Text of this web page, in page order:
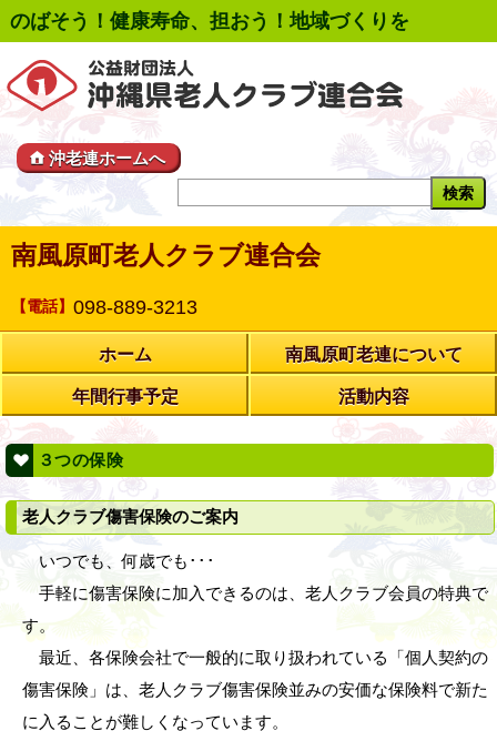
のばそう！健康寿命、担おう！地域づくりを
沖老連ホームへ
南風原町老人クラブ連合会
【電話】 098-889-3213
ホーム 南風原町老連について
年間行事予定 活動内容
３つの保険
老人クラブ傷害保険のご案内
いつでも、何歳でも･･･
手軽に傷害保険に加入できるのは、老人クラブ会員の特典で
す。
最近、各保険会社で一般的に取り扱われている「個人契約の
傷害保険」は、老人クラブ傷害保険並みの安価な保険料で新た
に入ることが難しくなっています。